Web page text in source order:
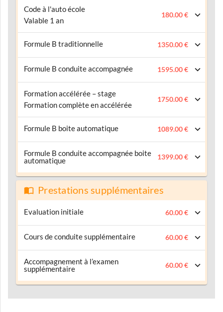
Code à l'auto école
Valable 1 an
180.00 €
Formule B traditionnelle 1350.00 €
Formule B conduite accompagnée 1595.00 €
Formation accélérée – stage
Formation complète en accélérée
1750.00 €
Formule B boite automatique 1089.00 €
Formule B conduite accompagnée boite
automatique
1399.00 €
Prestations supplémentaires
Evaluation initiale 60.00 €
Cours de conduite supplémentaire 60.00 €
Accompagnement à l’examen
supplémentaire
60.00 €